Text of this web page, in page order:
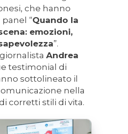
che hanno
“Quando la
emozioni,
”.
Andrea
testimonial di
sottolineato il
nella
corretti stili di vita.